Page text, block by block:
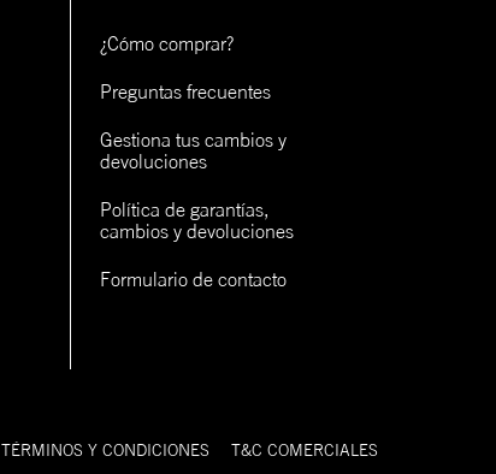
¿Cómo comprar?
Preguntas frecuentes
Gestiona tus cambios y
devoluciones
Política de garantías,
cambios y devoluciones
Formulario de contacto
TÉRMINOS Y CONDICIONES T&C COMERCIALES